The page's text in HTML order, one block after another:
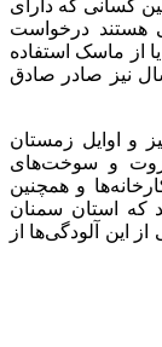
کسانی که دارای
هستند درخواست
از ماسک استفاده
نیز صادر صادق
و اوایل زمستان
و سوخت‌های
و همچنین
که استان سمنان
این آلودگی‌ها از